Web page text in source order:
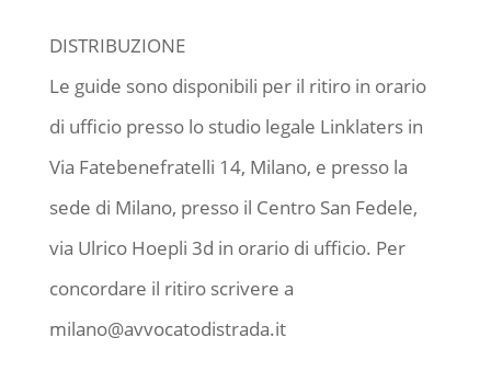
DISTRIBUZIONE
Le guide sono disponibili per il ritiro in orario
di ufficio presso lo studio legale Linklaters in
Via Fatebenefratelli 14, Milano, e presso la
sede di Milano, presso il Centro San Fedele,
via Ulrico Hoepli 3d in orario di ufficio. Per
concordare il ritiro scrivere a
milano@avvocatodistrada.it